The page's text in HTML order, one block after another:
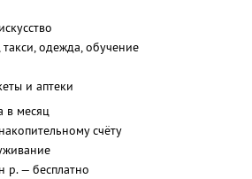
одежда, обучение
и аптеки
в месяц
счёту
р. — бесплатно